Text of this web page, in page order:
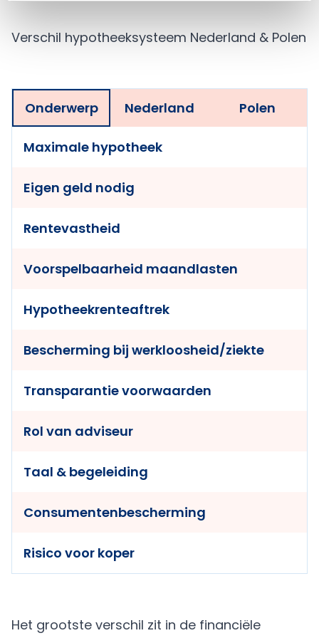
Verschil hypotheeksysteem Nederland & Polen
Onderwerp Nederland Polen
Maximale hypotheek
Eigen geld nodig
Rentevastheid
Voorspelbaarheid maandlasten
Hypotheekrenteaftrek
Bescherming bij werkloosheid/ziekte
Transparantie voorwaarden
Rol van adviseur
Taal & begeleiding
Consumentenbescherming
Risico voor koper
Het grootste verschil zit in de financiële